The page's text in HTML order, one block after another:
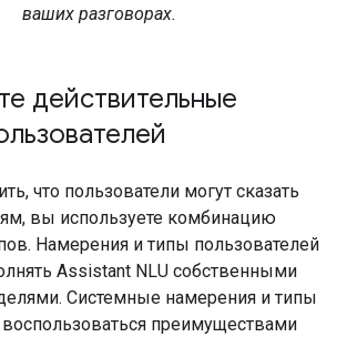
ваших разговорах.
действительные
что пользователи могут сказать
вы используете комбинацию
Намерения и типы пользователей
Assistant NLU собственными
Системные намерения и типы
преимуществами